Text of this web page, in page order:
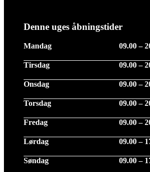
Denne uges åbningstider
Mandag 09.00 –
Tirsdag 09.00 –
Onsdag 09.00 –
Torsdag 09.00 –
Fredag 09.00 –
Lørdag 09.00 –
Søndag 09.00 –